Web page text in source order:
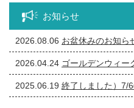
お知らせ
2026.08.06 お盆休みのお知ら
2026.04.24 ゴールデンウィー
2025.06.19 終了しました）7/